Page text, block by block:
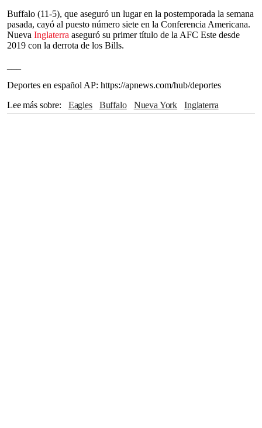
Buffalo (11-5), que aseguró un lugar en la postemporada la semana
pasada, cayó al puesto número siete en la Conferencia Americana.
Nueva Inglaterra aseguró su primer título de la AFC Este desde
2019 con la derrota de los Bills.
Deportes en español AP: https://apnews.com/hub/deportes
Lee más sobre
Eagles Buffalo Nueva York Inglaterra